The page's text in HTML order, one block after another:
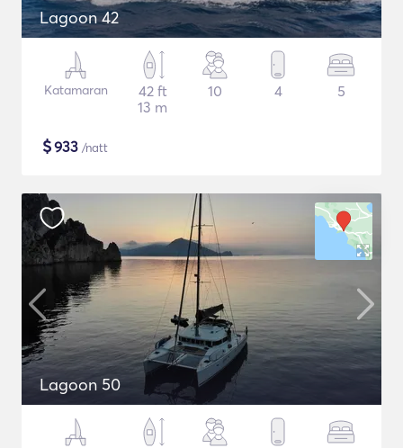
Lagoon 42
Katamaran
42 ft
13 m
10 4 5
$933 /natt
Lagoon 50